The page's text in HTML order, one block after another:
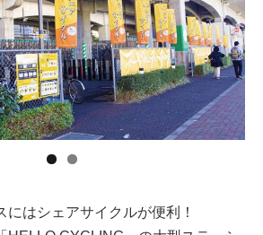
にはシェアサイクルが便利！